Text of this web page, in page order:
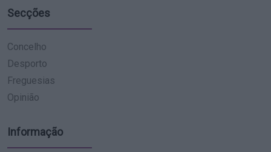
Secções
Concelho
Desporto
Freguesias
Opinião
Informação